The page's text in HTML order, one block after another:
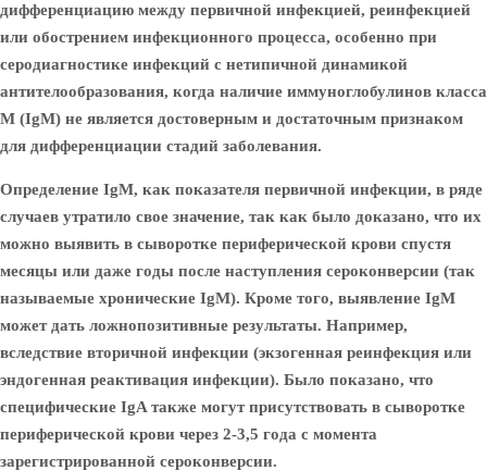
дифференциацию между первичной инфекцией, реинфекцией
или обострением инфекционного процесса, особенно при
серодиагностике инфекций с нетипичной динамикой
антителообразования, когда наличие иммуноглобулинов класса
М (IgM) не является достоверным и достаточным признаком
для дифференциации стадий заболевания.
Определение IgM, как показателя первичной инфекции, в ряде
случаев утратило свое значение, так как было доказано, что их
можно выявить в сыворотке периферической крови спустя
месяцы или даже годы после наступления сероконверсии (так
называемые хронические IgM). Кроме того, выявление IgM
может дать ложнопозитивные результаты. Например,
вследствие вторичной инфекции (экзогенная реинфекция или
эндогенная реактивация инфекции). Было показано, что
специфические IgA также могут присутствовать в сыворотке
периферической крови через 2-3,5 года с момента
зарегистрированной сероконверсии.